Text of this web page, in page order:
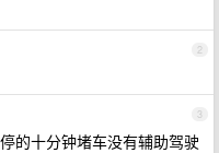
2
3
的十分钟堵车没有辅助驾驶